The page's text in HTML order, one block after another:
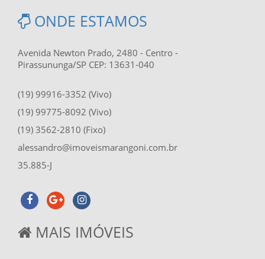
ONDE ESTAMOS
Avenida Newton Prado, 2480 - Centro -
Pirassununga/SP CEP: 13631-040
(19) 99916-3352 (Vivo)
(19) 99775-8092 (Vivo)
(19) 3562-2810 (Fixo)
alessandro@imoveismarangoni.com.br
35.885-J
MAIS IMÓVEIS